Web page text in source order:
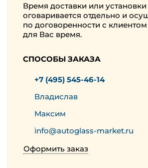
Время доставки или установки
оговаривается отдельно и
по договоренности с
для Вас время.
СПОСОБЫ ЗАКАЗА
+7 (495) 545-46-14
Владислав
Максим
info@autoglass-market.ru
Оформить заказ